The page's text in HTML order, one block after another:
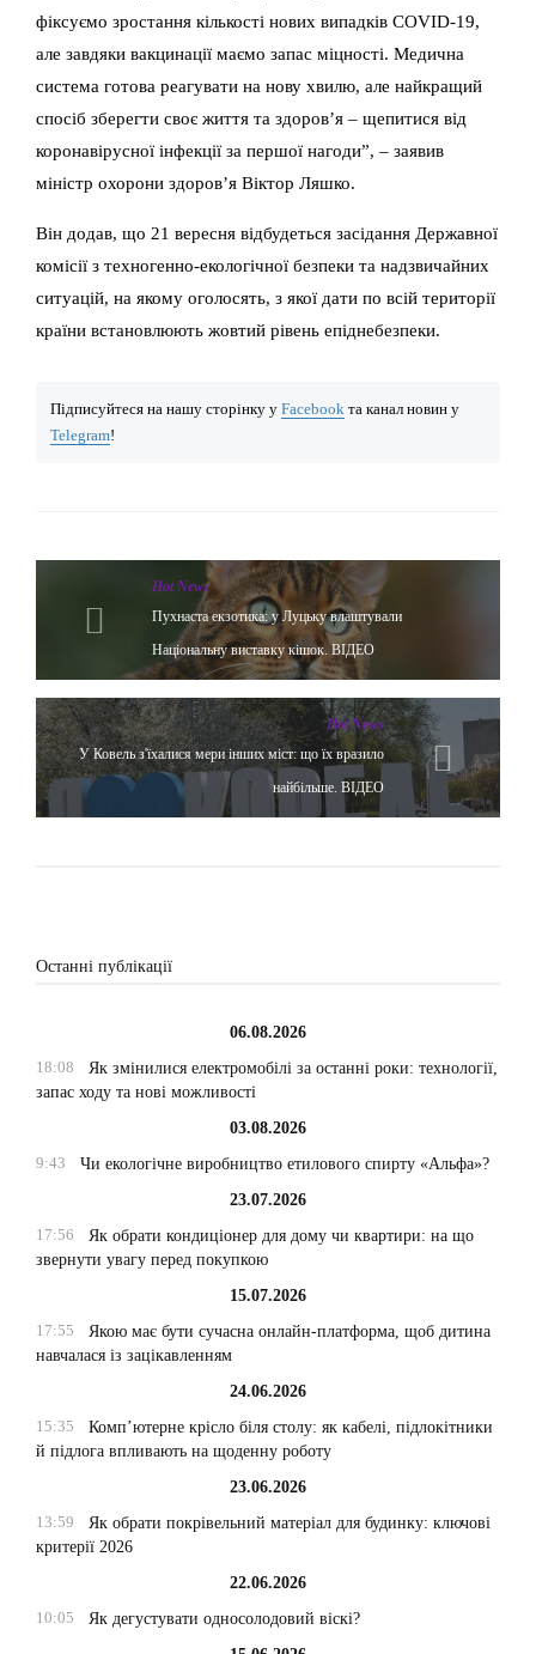
фіксуємо зростання кількості нових випадків COVID-19,
але завдяки вакцинації маємо запас міцності. Медична
система готова реагувати на нову хвилю, але найкращий
спосіб зберегти своє життя та здоров’я – щепитися від
коронавірусної інфекції за першої нагоди”, – заявив
міністр охорони здоров’я Віктор Ляшко.
Він додав, що 21 вересня відбудеться засідання Державної
комісії з техногенно-екологічної безпеки та надзвичайних
ситуацій, на якому оголосять, з якої дати по всій території
країни встановлюють жовтий рівень епіднебезпеки.
Підписуйтеся на нашу сторінку у Facebook та канал новин у
Telegram!
Hot News
Пухнаста екзотика: у Луцьку влаштували
Національну виставку кішок. ВІДЕО
Hot News
У Ковель з'їхалися мери інших міст: що їх вразило
найбільше. ВІДЕО
Останні публікації
06.08.2026
18:08
Як змінилися електромобілі за останні роки: технології,
запас ходу та нові можливості
03.08.2026
9:43
Чи екологічне виробництво етилового спирту «Альфа»?
23.07.2026
17:56
Як обрати кондиціонер для дому чи квартири: на що
звернути увагу перед покупкою
15.07.2026
17:55
Якою має бути сучасна онлайн-платформа, щоб дитина
навчалася із зацікавленням
24.06.2026
15:35
Комп’ютерне крісло біля столу: як кабелі, підлокітники
й підлога впливають на щоденну роботу
23.06.2026
13:59
Як обрати покрівельний матеріал для будинку: ключові
критерії 2026
22.06.2026
10:05
Як дегустувати односолодовий віскі?